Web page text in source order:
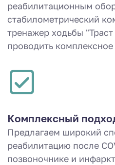
реабилитационным
стабилометрический
тренажер ходьбы
проводить
Комплексный
Предлагаем широкий
реабилитацию после
позвоночнике и